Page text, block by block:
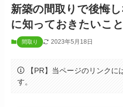
新築の間取りで後悔
に知っておきたいこと
間取り 2023年5月18日
【PR】当ページのリンクに
す。